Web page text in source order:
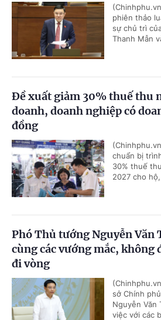
phiên thảo
sự chủ trì
Thanh Mẫn
Đề xuất giảm 30% thuế thu
doanh, doanh nghiệp có
đồng
chuẩn bị
30% thuế
2027 cho
Phó Thủ tướng Nguyễn Văn
cùng các vướng mắc, không
đi vòng
sở Chính
Nguyễn Văn
việc với các